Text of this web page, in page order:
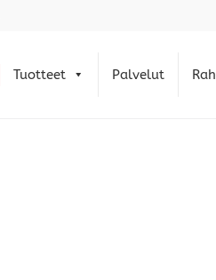
Tuotteet Palvelut